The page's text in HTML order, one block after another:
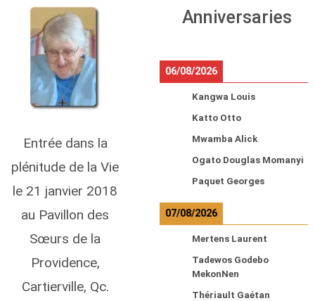
Entrée dans la
plénitude de la Vie
le 21 janvier 2018
au Pavillon des
Sœurs de la
Providence,
Cartierville, Qc.
Anniversaries
06/08/2026
Kangwa Louis
Katto Otto
Mwamba Alick
Ogato Douglas Momanyi
Paquet Georges
07/08/2026
Mertens Laurent
Tadewos Godebo
MekonNen
Thériault Gaétan